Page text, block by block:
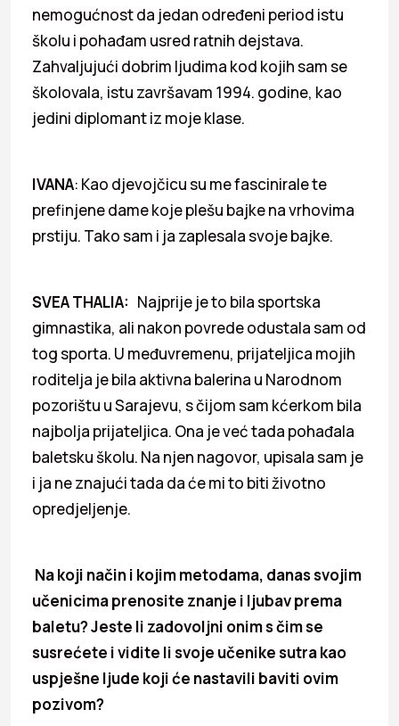
nemogućnost da jedan određeni period istu
školu i pohađam usred ratnih dejstava.
Zahvaljujući dobrim ljudima kod kojih sam se
školovala, istu završavam 1994. godine, kao
jedini diplomant iz moje klase.
IVANA: Kao djevojčicu su me fascinirale te
prefinjene dame koje plešu bajke na vrhovima
prstiju. Tako sam i ja zaplesala svoje bajke.
SVEA THALIA: Najprije je to bila sportska
gimnastika, ali nakon povrede odustala sam od
tog sporta. U međuvremenu, prijateljica mojih
roditelja je bila aktivna balerina u Narodnom
pozorištu u Sarajevu, s čijom sam kćerkom bila
najbolja prijateljica. Ona je već tada pohađala
baletsku školu. Na njen nagovor, upisala sam je
i ja ne znajući tada da će mi to biti životno
opredjeljenje.
Na koji način i kojim metodama, danas svojim
učenicima prenosite znanje i ljubav prema
baletu? Jeste li zadovoljni onim s čim se
susrećete i vidite li svoje učenike sutra kao
uspješne ljude koji će nastavili baviti ovim
pozivom?